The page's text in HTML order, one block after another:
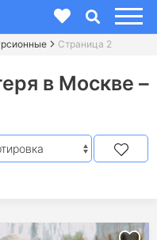
Страница 2
в Москве –